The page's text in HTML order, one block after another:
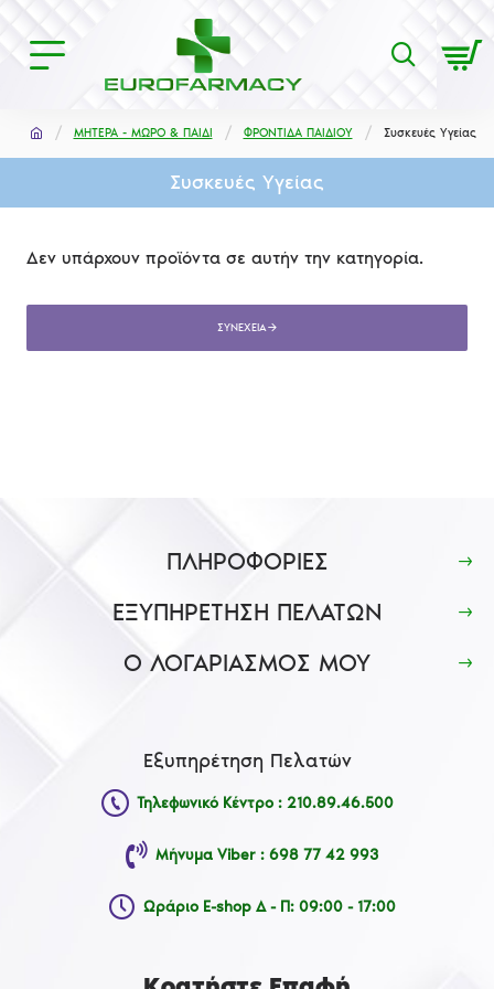
ΜΗΤΕΡΑ - ΜΩΡΟ & ΠΑΙΔΙ ΦΡΟΝΤΙΔΑ ΠΑΙΔΙΟΥ Συσκευές Υγείας
Συσκευές Υγείας
Δεν υπάρχουν προϊόντα σε αυτήν την κατηγορία.
ΣΥΝΈΧΕΙΑ
ΠΛΗΡΟΦΟΡΙΕΣ
ΕΞΥΠΗΡΕΤΗΣΗ ΠΕΛΑΤΩΝ
Ο ΛΟΓΑΡΙΑΣΜΟΣ ΜΟΥ
Εξυπηρέτηση Πελατών
Τηλεφωνικό Κέντρο : 210.89.46.500
Μήνυμα Viber : 698 77 42 993
Ωράριο E-shop Δ - Π: 09:00 - 17:00